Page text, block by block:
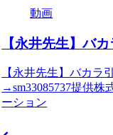
動画
【永井先生】バ
【永井先生】バカラ
→sm33085737提供株
ーション